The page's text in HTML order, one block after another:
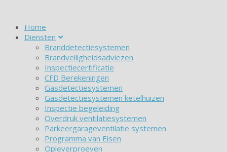
Home
Diensten
Branddetectiesystemen
Brandveiligheidsadviezen
Inspectiecertificatie
CFD Berekeningen
Gasdetectiesystemen
Gasdetectiesystemen ketelhuizen
Inspectie begeleiding
Overdruk ventilatiesystemen
Parkeergarageventilatie systemen
Programma van Eisen
Opleverproeven